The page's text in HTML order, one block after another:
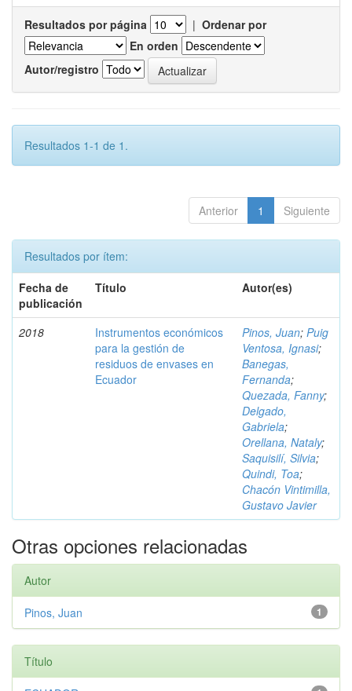
Resultados por página | Ordenar por
En orden
Autor/registro
Resultados 1-1 de 1.
Anterior 1 Siguiente
Resultados por ítem:
Fecha de
publicación
Título Autor(es)
2018
Instrumentos económicos
para la gestión de
residuos de envases en
Ecuador
Pinos, Juan; Puig
Ventosa, Ignasi;
Banegas,
Fernanda;
Quezada, Fanny;
Delgado,
Gabriela;
Orellana, Nataly;
Saquisilí, Silvia;
Quindi, Toa;
Chacón Vintimilla,
Gustavo Javier
Otras opciones relacionadas
Autor
1
Pinos, Juan
Título